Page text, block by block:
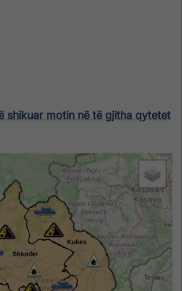
shikuar motin në të gjitha qytetet